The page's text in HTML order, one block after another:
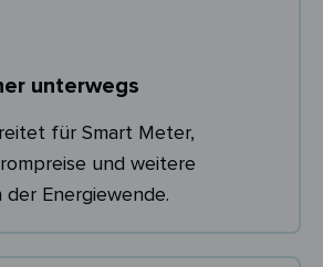
unterwegs
für Smart Meter,
und weitere
Energiewende.